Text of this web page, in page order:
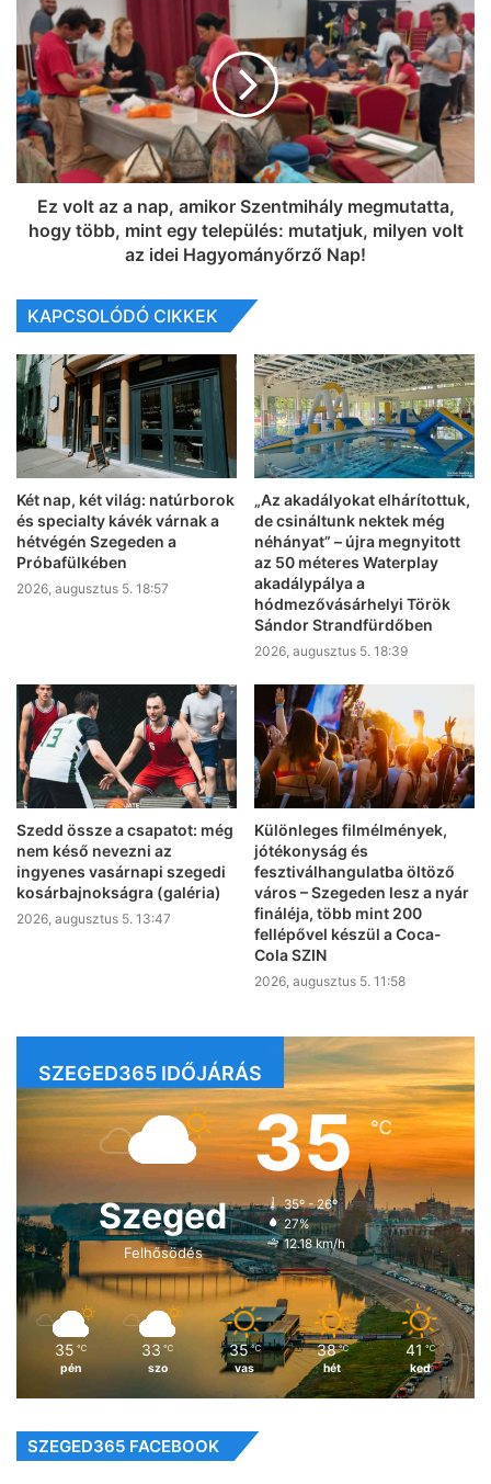
Ez volt az a nap, amikor Szentmihály megmutatta,
hogy több, mint egy település: mutatjuk, milyen volt
az idei Hagyományőrző Nap!
KAPCSOLÓDÓ CIKKEK
Két nap, két világ: natúrborok
és specialty kávék várnak a
hétvégén Szegeden a
Próbafülkében
2026, augusztus 5. 18:57
„Az akadályokat elhárítottuk,
de csináltunk nektek még
néhányat” – újra megnyitott
az 50 méteres Waterplay
akadálypálya a
hódmezővásárhelyi Török
Sándor Strandfürdőben
2026, augusztus 5. 18:39
Szedd össze a csapatot: még
nem késő nevezni az
ingyenes vasárnapi szegedi
kosárbajnokságra (galéria)
2026, augusztus 5. 13:47
Különleges filmélmények,
jótékonyság és
fesztiválhangulatba öltöző
város – Szegeden lesz a nyár
fináléja, több mint 200
fellépővel készül a Coca-
Cola SZIN
2026, augusztus 5. 11:58
SZEGED365 IDŐJÁRÁS
Szeged
Felhősödés
35℃
35º - 26º
27%
12.18 km/h
35 ℃
pén
33 ℃
szo
35 ℃
vas
38 ℃
hét
41 ℃
ked
SZEGED365 FACEBOOK